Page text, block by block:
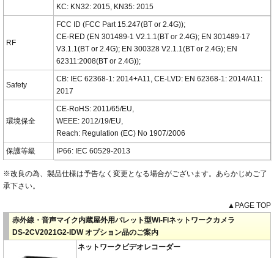
KC: KN32: 2015, KN35: 2015
RF
FCC ID (FCC Part 15.247(BT or 2.4G));
CE-RED (EN 301489-1 V2.1.1(BT or 2.4G); EN 301489-17
V3.1.1(BT or 2.4G); EN 300328 V2.1.1(BT or 2.4G); EN
62311:2008(BT or 2.4G));
Safety
CB: IEC 62368-1: 2014+A11, CE-LVD: EN 62368-1: 2014/A11:
2017
環境保全
CE-RoHS: 2011/65/EU,
WEEE: 2012/19/EU,
Reach: Regulation (EC) No 1907/2006
保護等級 IP66: IEC 60529-2013
※改良の為、製品仕様は予告なく変更となる場合がございます。あらかじめご了
承下さい。
▲PAGE TOP
赤外線・音声マイク内蔵屋外用バレット型Wi-Fiネットワークカメラ
DS-2CV2021G2-IDW オプション品のご案内
ネットワークビデオレコーダー